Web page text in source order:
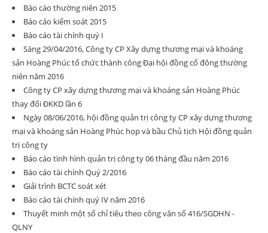
Báo cáo thường niên 2015
Báo cáo kiểm soát 2015
Báo cáo tài chính quý I
Sáng 29/04/2016, Công ty CP Xây dựng thương mại và khoáng
sản Hoàng Phúc tổ chức thành công Đại hội đồng cổ đông thường
niên năm 2016
Công ty CP xây dựng thương mại và khoáng sản Hoàng Phúc
thay đổi ĐKKD lần 6
Ngày 08/06/2016, hội đồng quản trị công ty CP xây dựng thương
mại và khoáng sản Hoàng Phúc họp và bầu Chủ tịch Hội đồng quản
trị công ty
Báo cáo tình hình quản trị công ty 06 tháng đầu năm 2016
Báo cáo tài chính Quý 2/2016
Giải trình BCTC soát xét
Báo cáo tài chính quý IV năm 2016
Thuyết minh một số chỉ tiêu theo công văn số 416/SGDHN -
QLNY